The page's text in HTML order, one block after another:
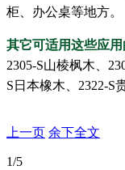
柜、办公桌等地方。
其它可适用这些应
2305-S山棱枫木、
S日本橡木、2322-S
上一页 余下全文
1/5